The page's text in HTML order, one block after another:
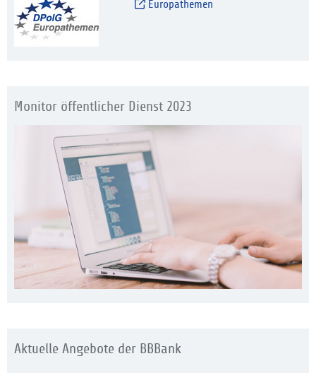
Europathemen
Monitor öffentlicher Dienst 2023
Aktuelle Angebote der BBBank